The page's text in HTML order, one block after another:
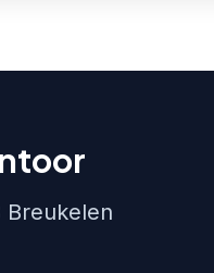
Breukelen